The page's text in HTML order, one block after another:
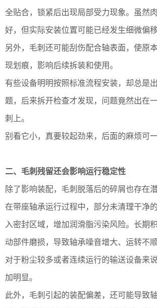
全贴合，锁紧后出现局部受力现象。虽然
好，但实际安装位置可能已经发生细微偏移
另外，毛刺还可能刮伤配合轴表面，使原
现划痕，影响后续拆装和使用。
有些设备明明按照标准流程安装，却总是
题，后来拆开检查才发现，问题竟然出在
刺上。
别看它小，真要较起劲来，后面的麻烦可
二、毛刺残留还会影响运行稳定性
除了影响装配，毛刺脱落后的碎屑也存在潜
在带座轴承运行过程中，部分未清理干净
入密封区域，增加润滑脂污染风险。长期
动部件磨损，导致轴承噪音增大、运转不顺
对于粉尘较多或者连续运行的输送设备来
加明显。
此外，毛刺引起的装配偏差，还可能导致